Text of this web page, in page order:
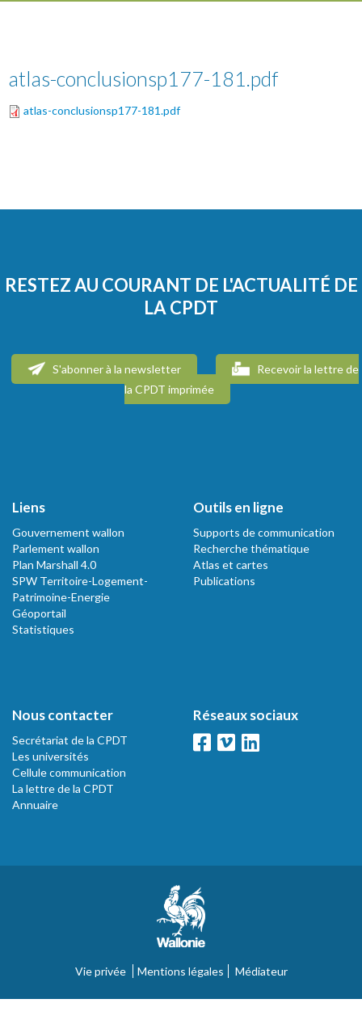
atlas-conclusionsp177-181.pdf
atlas-conclusionsp177-181.pdf
RESTEZ AU COURANT DE L'ACTUALITÉ DE
LA CPDT
S'abonner à la newsletter
Recevoir la lettre de
la CPDT imprimée
Liens
Gouvernement wallon
Parlement wallon
Plan Marshall 4.0
SPW Territoire-Logement-
Patrimoine-Energie
Géoportail
Statistiques
Outils en ligne
Supports de communication
Recherche thématique
Atlas et cartes
Publications
Nous contacter
Secrétariat de la CPDT
Les universités
Cellule communication
La lettre de la CPDT
Annuaire
Réseaux sociaux
Vie privée Mentions légales Médiateur